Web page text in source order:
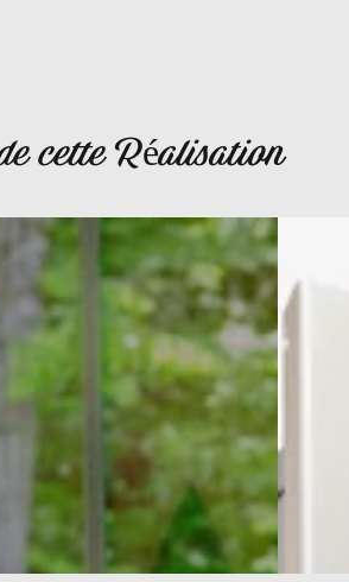
cette Réalisation
(Archive)